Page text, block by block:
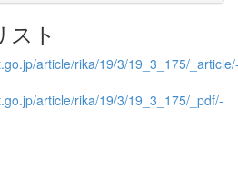
スト
article/rika/19/3/19_3_175/
article/rika/19/3/19_3_175/_pdf/-